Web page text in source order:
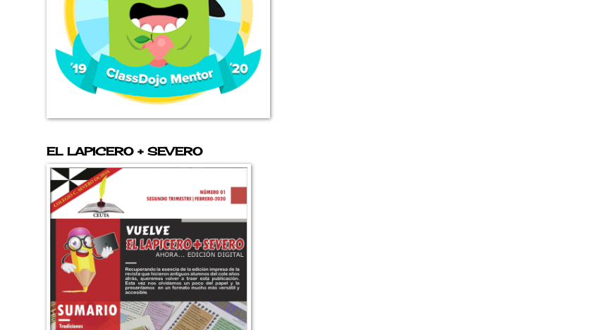
EL LAPICERO + SEVERO